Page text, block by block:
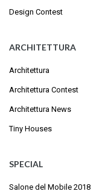
Design Contest
ARCHITETTURA
Architettura
Architettura Contest
Architettura News
Tiny Houses
SPECIAL
Salone del Mobile 2018